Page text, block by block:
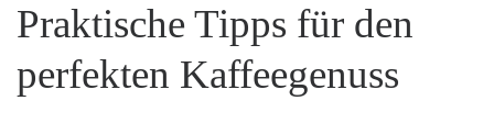
Praktische Tipps für den
perfekten Kaffeegenuss